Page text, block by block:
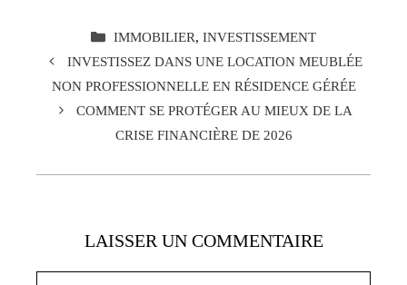
CATÉGORIES
IMMOBILIER, INVESTISSEMENT
INVESTISSEZ DANS UNE LOCATION MEUBLÉE
NON PROFESSIONNELLE EN RÉSIDENCE GÉRÉE
COMMENT SE PROTÉGER AU MIEUX DE LA
CRISE FINANCIÈRE DE 2026
LAISSER UN COMMENTAIRE